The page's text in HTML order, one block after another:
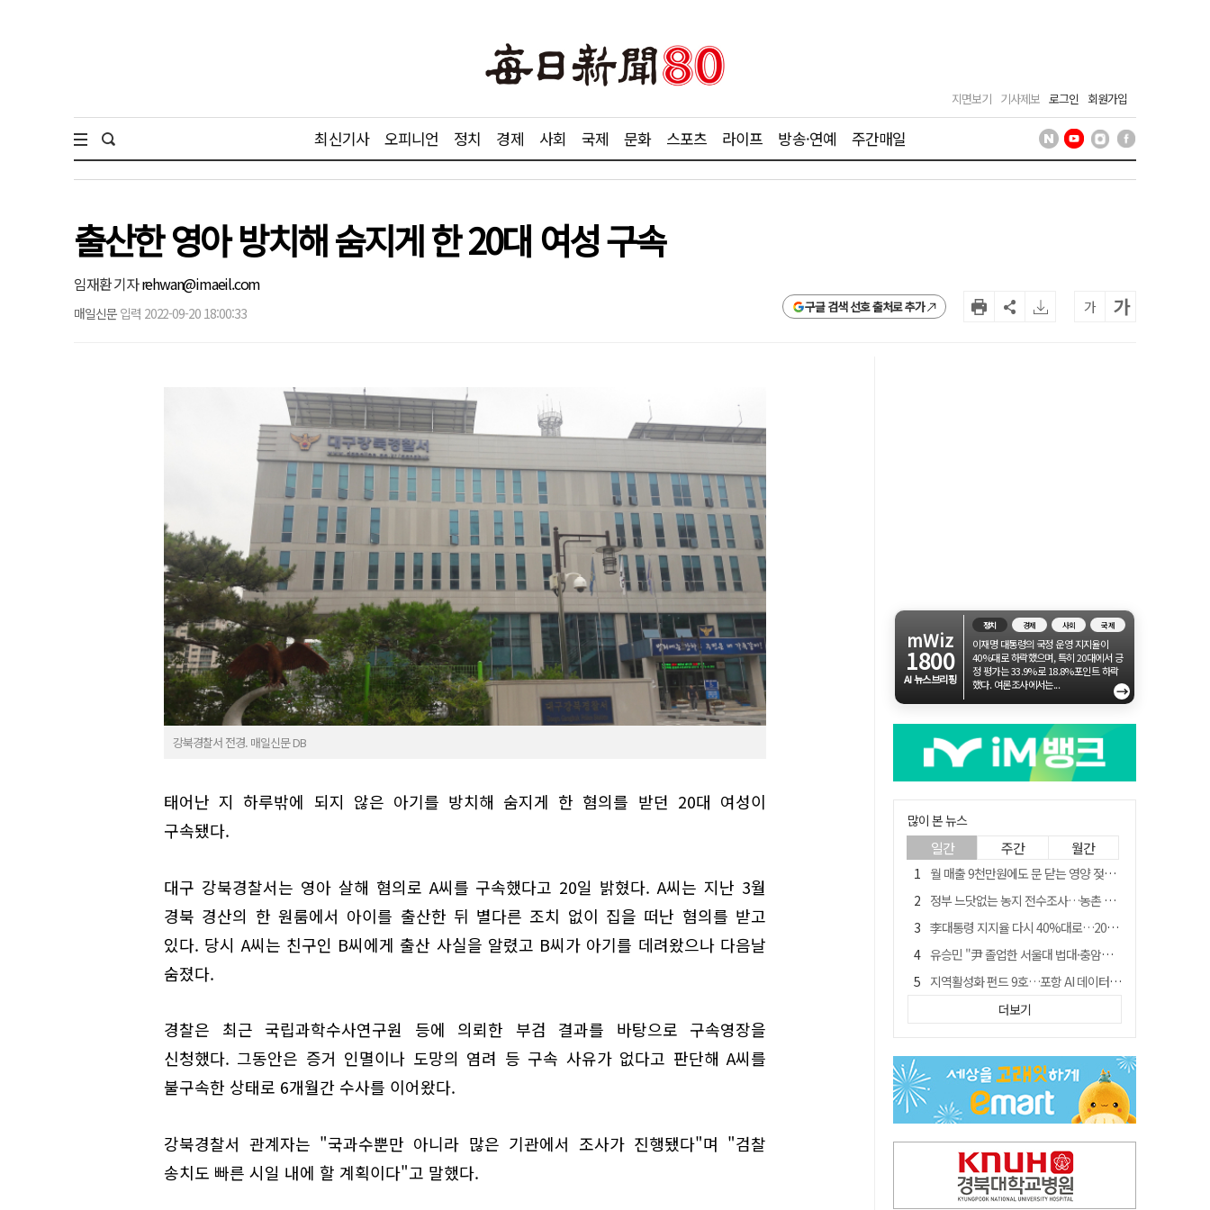
지면보기 기사제보 로그인 회원가입
최신기사 오피니언 정치 경제 사회 국제 문화 스포츠 라이프 방송·연예 주간매일
출산한 영아 방치해 숨지게 한 20대 여성 구속
임재환 기자rehwan@imaeil.com
매일신문 입력 2022-09-20 18:00:33 구글 검색 선호 출처로 추가 가 가
강북경찰서 전경. 매일신문 DB
태어난 지 하루밖에 되지 않은 아기를 방치해 숨지게 한 혐의를 받던 20대 여성이
구속됐다.
대구 강북경찰서는 영아 살해 혐의로 A씨를 구속했다고 20일 밝혔다. A씨는 지난 3월
경북 경산의 한 원룸에서 아이를 출산한 뒤 별다른 조치 없이 집을 떠난 혐의를 받고
있다. 당시 A씨는 친구인 B씨에게 출산 사실을 알렸고 B씨가 아기를 데려왔으나 다음날
숨졌다.
경찰은 최근 국립과학수사연구원 등에 의뢰한 부검 결과를 바탕으로 구속영장을
신청했다. 그동안은 증거 인멸이나 도망의 염려 등 구속 사유가 없다고 판단해 A씨를
불구속한 상태로 6개월간 수사를 이어왔다.
강북경찰서 관계자는 "국과수뿐만 아니라 많은 기관에서 조사가 진행됐다"며 "검찰
송치도 빠른 시일 내에 할 계획이다"고 말했다.
mWiz
1800
AI 뉴스브리핑
정치 경제 사회 국제
이재명 대통령의 국정 운영 지지율이
40%대로 하락했으며, 특히 20대에서 긍
정 평가는 33.9%로 18.8%포인트 하락
했다. 여론조사에서는...
→
많이 본 뉴스
일간 주간 월간
월 매출 9천만원에도 문 닫는 영양 젖소농장… "일할 사람이 없어"
정부 느닷없는 농지 전수조사…농촌 들쑤시는 '경자유전'의 칼날
李대통령 지지율 다시 40%대로…20대는 18.8%p 급락
유승민 "尹 졸업한 서울대 법대·충암고도 없애야"…李 육사 통합 직격
지역활성화 펀드 9호…포항 AI 데이터센터에 6천억 투입
국민 51.9% "李 대통령 재판 재개 필요하다"
경북 영천시, 9월부터 11월까지 반값 여행 혜택 제공
아쉬운 태클
'솔리다임 IPO 추진설' SK하이닉스, 주가 9% 급락
더보기